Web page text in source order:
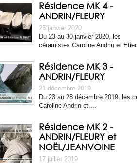
Résidence MK 4 -
ANDRIN/FLEURY
25 janvier 2020
Du 23 au 30 janvier 2020, les
céramistes Caroline Andrin et
Résidence MK 3 -
ANDRIN/FLEURY
21 décembre 2019
Du 23 au 28 décembre 2019, les
Caroline Andrin et ...
Résidence MK 2 -
ANDRIN/FLEURY et
NOËL/JEANVOINE
17 juillet 2019